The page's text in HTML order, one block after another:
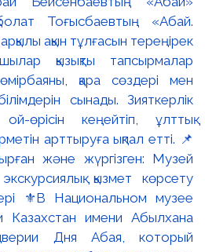
Тоғысбаевтың «Абай.
ақын тұлғасын тереңірек
қызықты тапсырмалар
қара сөздері мен
сынады. Зияткерлік
өрісін кеңейтіп, ұлттық
арттыруға ықпал етті. 📌
және жүргізген: Музей
қызмет көрсету
⚜️В Национальном музее
Казахстан имени Абылхана
Дня Абая, который